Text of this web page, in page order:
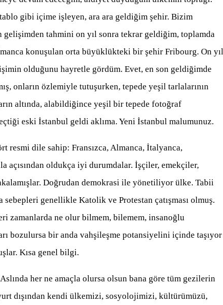
gibi içime işleyen, ara ara geldiğim şehir. Bizim
tahmini on yıl sonra tekrar geldiğim, toplamda
konuşulan orta büyüklükteki bir şehir Fribourg. On yıl
olduğunu hayretle gördüm. Evet, en son geldiğimde
onların özlemiyle tutuşurken, tepede yeşil tarlalarının
altında, alabildiğince yeşil bir tepede fotoğraf
eski İstanbul geldi aklıma. Yeni İstanbul malumunuz.
resmi dile sahip: Fransızca, Almanca, İtalyanca,
açısından oldukça iyi durumdalar. İşçiler, emekçiler,
Doğrudan demokrasi ile yönetiliyor ülke. Tabii
genellikle Katolik ve Protestan çatışması olmuş.
zamanlarda ne olur bilmem, bilemem, insanoğlu
bozulursa bir anda vahşileşme potansiyelini içinde taşıyor
Kısa genel bilgi.
her ne amaçla olursa olsun bana göre tüm gezilerin
dışından kendi ülkemizi, sosyolojimizi, kültürümüzü,